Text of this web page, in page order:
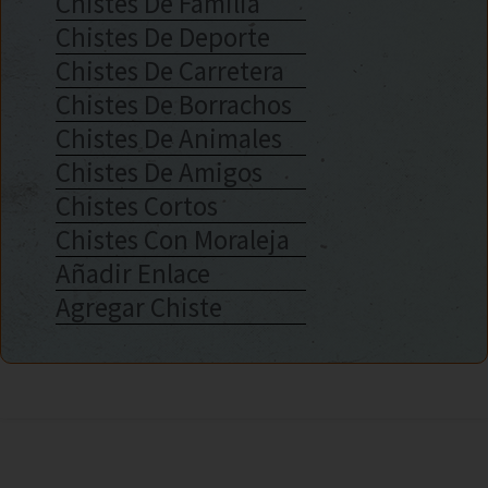
Chistes De Deporte
Chistes De Carretera
Chistes De Borrachos
Chistes De Animales
Chistes De Amigos
Chistes Cortos
Chistes Con Moraleja
Añadir Enlace
Agregar Chiste